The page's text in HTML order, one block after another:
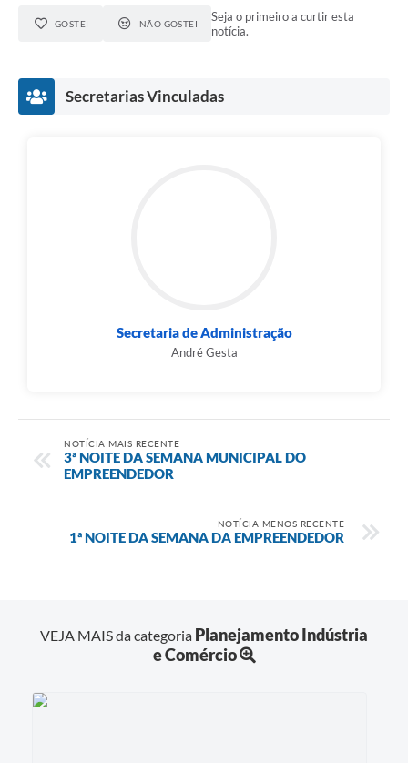
GOSTEI NÃO GOSTEI
Seja o primeiro a curtir esta
notícia.
Secretarias Vinculadas
Secretaria de Administração
André Gesta
NOTÍCIA MAIS RECENTE
3ª NOITE DA SEMANA MUNICIPAL DO
EMPREENDEDOR
NOTÍCIA MENOS RECENTE
1ª NOITE DA SEMANA DA EMPREENDEDOR
VEJA MAIS da categoria Planejamento Indústria
e Comércio